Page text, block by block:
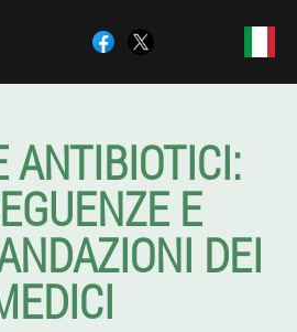
ANTIBIOTICI:
E
DEI